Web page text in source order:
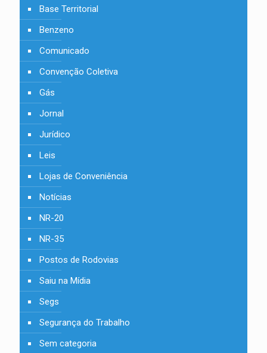
Base Territorial
Benzeno
Comunicado
Convenção Coletiva
Gás
Jornal
Jurídico
Leis
Lojas de Conveniência
Notícias
NR-20
NR-35
Postos de Rodovias
Saiu na Mídia
Segs
Segurança do Trabalho
Sem categoria